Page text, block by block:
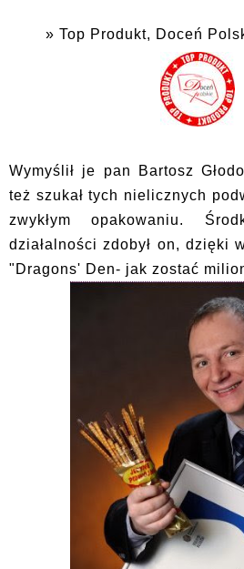
Top Produkt, Doceń
Wymyślił je pan Bartosz
też szukał tych nielicznych
zwykłym opakowaniu.
działalności zdobył on, dzięki
"Dragons' Den- jak zostać